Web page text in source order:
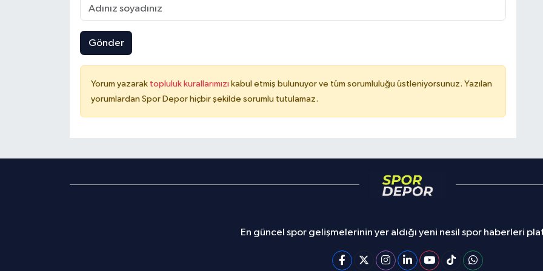
Gönder
Yorum yazarak topluluk kurallarımızı kabul etmiş bulunuyor ve tüm sorumluluğu üstleniyorsunuz. Yazılan
yorumlardan Spor Depor hiçbir şekilde sorumlu tutulamaz.
En güncel spor gelişmelerinin yer aldığı yeni nesil spor haberleri